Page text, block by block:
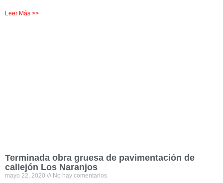
Leer Más >>
Terminada obra gruesa de pavimentación de
callejón Los Naranjos
mayo 22, 2020 No hay comentarios